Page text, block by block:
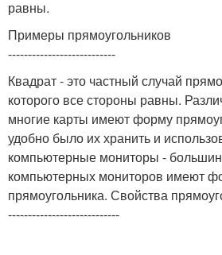
равны.
Примеры прямоугольников
---------------------------
Квадрат - это частный случай
которого все стороны равны.
многие карты имеют форму
удобно было их хранить и
компьютерные мониторы -
компьютерных мониторов имеют
прямоугольника. Свойства
----------------------------